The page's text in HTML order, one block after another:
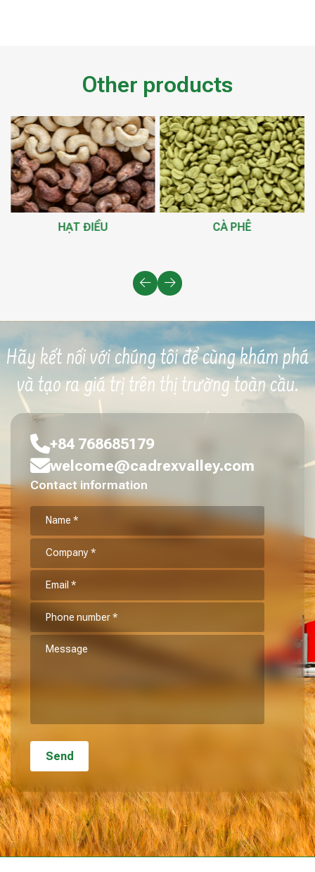
Other products
HẠT ĐIỀU CÀ PHÊ
Hãy kết nối với chúng tôi để cùng khám phá
và tạo ra giá trị trên thị trường toàn cầu.
+84 768685179
welcome@cadrexvalley.com
Contact information